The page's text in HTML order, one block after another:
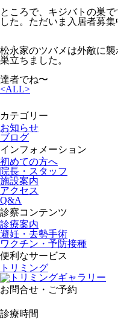
ところで、キジバトの巣
した。ただいま入居者募集
松永家のツバメは外敵に
巣立ちました。
達者でね〜
<ALL>
カテゴリー
お知らせ
ブログ
インフォメーション
初めての方へ
院長・スタッフ
施設案内
アクセス
Q&A
診察コンテンツ
診療案内
避妊・去勢手術
ワクチン・予防接種
便利なサービス
トリミング
お問合せ・ご予約
診療時間